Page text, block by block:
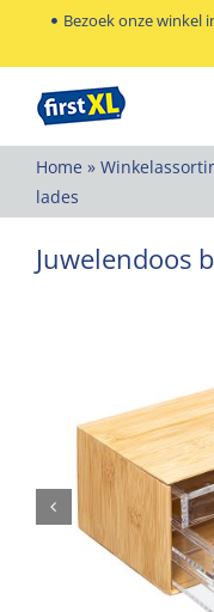
Bezoek onze winkel
Home »
lades
Juwelendoos